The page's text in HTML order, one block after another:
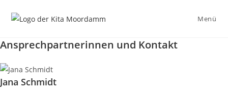
Inhalt
Menü
Ansprechpartnerinnen und Kontakt
Jana Schmidt